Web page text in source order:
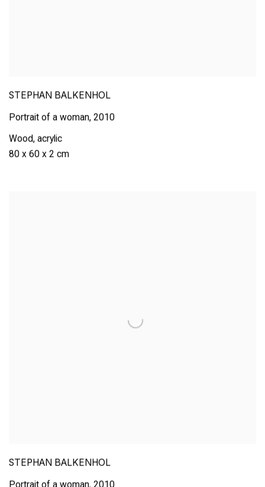
STEPHAN BALKENHOL
Portrait of a woman, 2010
Wood, acrylic
80 x 60 x 2 cm
STEPHAN BALKENHOL